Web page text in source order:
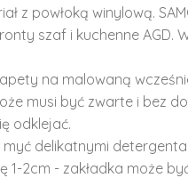
z powłoką winylową.
szaf i kuchenne AGD.
na malowaną
musi być zwarte i bez
odklejać.
delikatnymi
1-2cm - zakładka może